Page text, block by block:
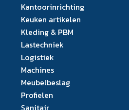
Kantoorinrichting
Keuken artikelen
Kleding & PBM
Lastechniek
Logistiek
Machines
Meubelbeslag
Profielen
Sanitair